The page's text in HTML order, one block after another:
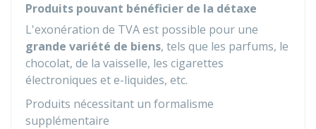
Produits pouvant bénéficier de la détaxe
L'exonération de TVA est possible pour une
grande variété de biens, tels que les parfums, le
chocolat, de la vaisselle, les cigarettes
électroniques et e-liquides, etc.
Produits nécessitant un formalisme
supplémentaire